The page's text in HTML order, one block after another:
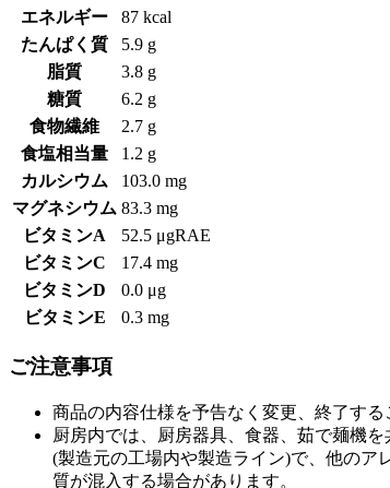
エネルギー
87 kcal
たんぱく質
5.9 g
脂質
3.8 g
糖質
6.2 g
食物繊維
2.7 g
食塩相当量
1.2 g
カルシウム
103.0 mg
マグネシウム 83.3 mg
ビタミンA
52.5 μgRAE
ビタミンC
17.4 mg
ビタミンD
0.0 μg
ビタミンE
0.3 mg
ご注意事項
商品の内容仕様を予告なく変更、終了す
厨房内では、厨房器具、食器、茹で麺機
(製造元の工場内や製造ライン)で、他のア
質が混入する場合があります。